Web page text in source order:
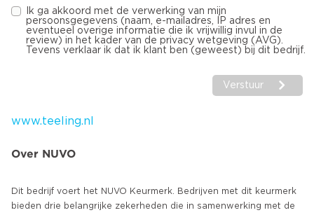
Ik ga akkoord met de verwerking van mijn
persoonsgegevens (naam, e-mailadres, IP adres en
eventueel overige informatie die ik vrijwillig invul in de
review) in het kader van de privacy wetgeving (AVG).
Tevens verklaar ik dat ik klant ben (geweest) bij dit bedrijf.
Verstuur
www.teeling.nl
Over NUVO
Dit bedrijf voert het NUVO Keurmerk. Bedrijven met dit keurmerk
bieden drie belangrijke zekerheden die in samenwerking met de